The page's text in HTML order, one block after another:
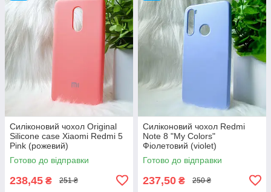
Силіконовий чохол Original
Silicone case Xiaomi Redmi 5
Pink (рожевий)
Готово до відправки
238,45 ₴ 251 ₴
Силіконовий чохол Redmi
Note 8 "My Colors"
Фіолетовий (violet)
Готово до відправки
237,50 ₴ 250 ₴